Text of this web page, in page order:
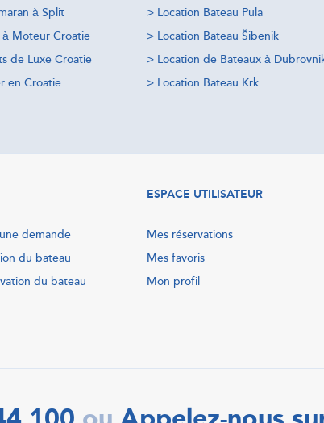
à Split
à Moteur Croatie
de Luxe Croatie
en Croatie
> Location Bateau Pula
> Location Bateau Šibenik
> Location de Bateaux à
> Location Bateau Krk
demande
du bateau
du bateau
ESPACE UTILISATEUR
Mes réservations
Mes favoris
Mon profil